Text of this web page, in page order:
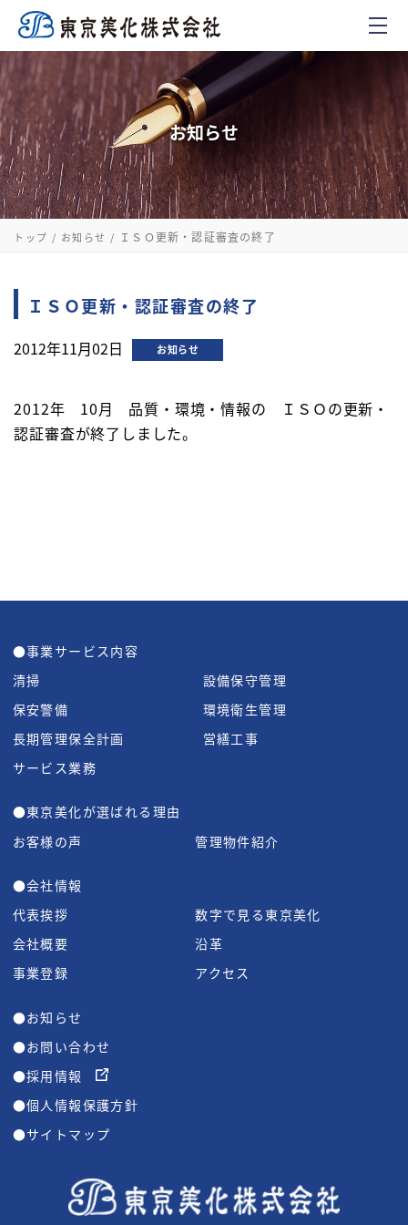
お知らせ
トップ お知らせ ＩＳＯ更新・認証審査の終了
ＩＳＯ更新・認証審査の終了
2012年11月02日 お知らせ
2012年 10月 品質・環境・情報の ＩＳＯの更新・
認証審査が終了しました。
●事業サービス内容
清掃
設備保守管理
保安警備
環境衛生管理
長期管理保全計画
営繕工事
サービス業務
●東京美化が選ばれる理由
お客様の声
管理物件紹介
●会社情報
代表挨拶
数字で見る東京美化
会社概要
沿革
事業登録
アクセス
●お知らせ
●お問い合わせ
●採用情報
●個人情報保護方針
●サイトマップ